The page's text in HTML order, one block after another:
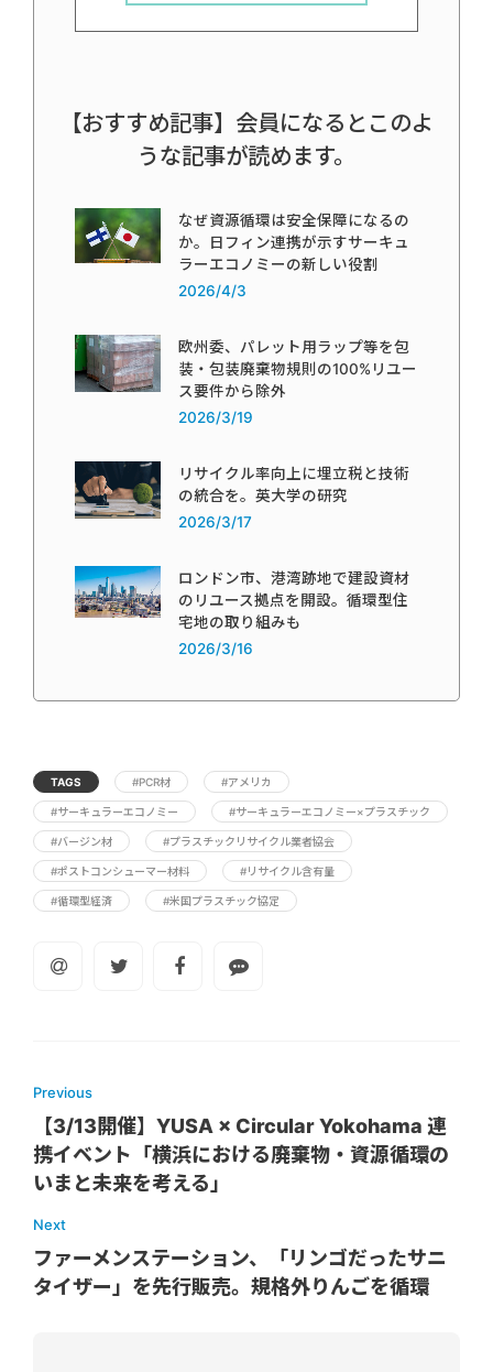
【おすすめ記事】会員になるとこのよ
うな記事が読めます。
なぜ資源循環は安全保障になるの
か。日フィン連携が示すサーキュ
ラーエコノミーの新しい役割
2026/4/3
欧州委、パレット用ラップ等を包
装・包装廃棄物規則の100%リユー
ス要件から除外
2026/3/19
リサイクル率向上に埋立税と技術
の統合を。英大学の研究
2026/3/17
ロンドン市、港湾跡地で建設資材
のリユース拠点を開設。循環型住
宅地の取り組みも
2026/3/16
TAGS #PCR材 #アメリカ
#サーキュラーエコノミー #サーキュラーエコノミー×プラスチック
#バージン材 #プラスチックリサイクル業者協会
#ポストコンシューマー材料 #リサイクル含有量
#循環型経済 #米国プラスチック協定
Previous
【3/13開催】YUSA × Circular Yokohama 連
携イベント「横浜における廃棄物・資源循環の
いまと未来を考える」
Next
ファーメンステーション、「リンゴだったサニ
タイザー」を先行販売。規格外りんごを循環